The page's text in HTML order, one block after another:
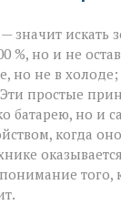
значит искать
%, но и не
но не в
простые
батарею, но и
когда
того,